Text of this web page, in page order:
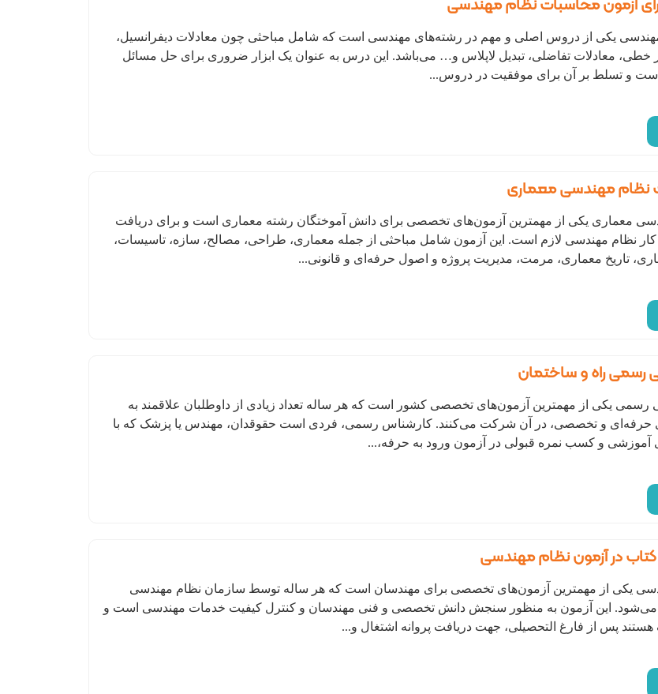
یکی از دروس اصلی و مهم در رشته‌های مهندسی است که شامل مباحثی چون معادلات دیفرانسیل،
خطی، معادلات تفاضلی، تبدیل لاپلاس و… می‌باشد. این درس به عنوان یک ابزار ضروری برای حل مسائل
و تسلط بر آن برای موفقیت در دروس...
نظام مهندسی معماری
معماری یکی از مهمترین آزمون‌های تخصصی برای دانش آموختگان رشته معماری است و برای دریافت
کار نظام مهندسی لازم است. این آزمون شامل مباحثی از جمله معماری، طراحی، مصالح، سازه، تاسیسات،
تاریخ معماری، مرمت، مدیریت پروژه و اصول حرفه‌ای و قانونی...
رسمی راه و ساختمان
رسمی یکی از مهمترین آزمون‌های تخصصی کشور است که هر ساله تعداد زیادی از داوطلبان علاقمند به
و تخصصی، در آن شرکت می‌کنند. کارشناس رسمی، فردی است حقوقدان، مهندس یا پزشک که با
آموزشی و کسب نمره قبولی در آزمون ورود به حرفه،...
در آزمون نظام مهندسی
یکی از مهمترین آزمون‌های تخصصی برای مهندسان است که هر ساله توسط سازمان نظام مهندسی
می‌شود. این آزمون به منظور سنجش دانش تخصصی و فنی مهندسان و کنترل کیفیت خدمات مهندسی است و
پس از فارغ التحصیلی، جهت دریافت پروانه اشتغال و...